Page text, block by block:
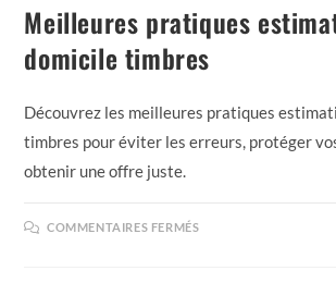
Meilleures pratiques
domicile timbres
Découvrez les meilleures pratiques
timbres pour éviter les erreurs, protéger
obtenir une offre juste.
COMMENTAIRES FERMÉS